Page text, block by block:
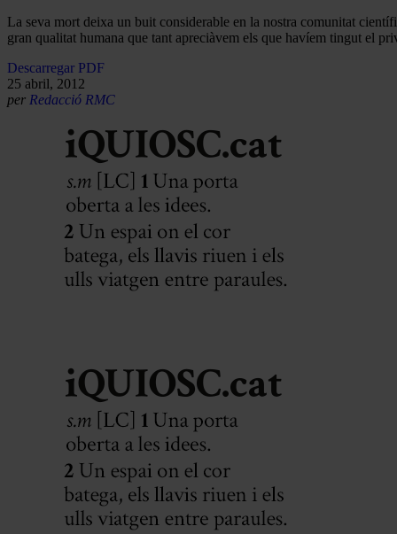
La seva mort deixa un buit considerable en la nostra comunitat
gran qualitat humana que tant apreciàvem els que havíem tingut el
Descarregar PDF
25 abril, 2012
per Redacció RMC